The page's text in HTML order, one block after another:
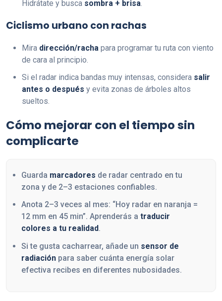
Hidrátate y busca sombra + brisa.
Ciclismo urbano con rachas
Mira dirección/racha para programar tu ruta con viento
de cara al principio.
Si el radar indica bandas muy intensas, considera salir
antes o después y evita zonas de árboles altos
sueltos.
Cómo mejorar con el tiempo sin
complicarte
Guarda marcadores de radar centrado en tu
zona y de 2–3 estaciones confiables.
Anota 2–3 veces al mes: “Hoy radar en naranja =
12 mm en 45 min”. Aprenderás a traducir
colores a tu realidad.
Si te gusta cacharrear, añade un sensor de
radiación para saber cuánta energía solar
efectiva recibes en diferentes nubosidades.